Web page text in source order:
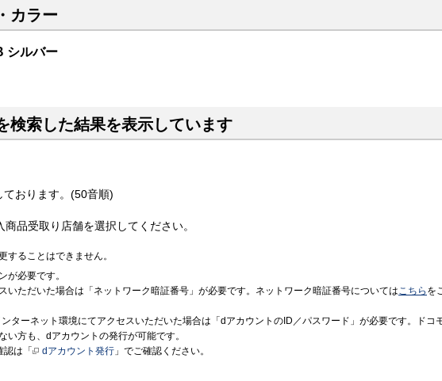
カラー
シルバー
検索した結果を表示しています
おります。(50音順)
品受取り店舗を選択してください。
することはできません。
が必要です。
いただいた場合は「ネットワーク暗証番号」が必要です。ネットワーク暗証番号についてはこちら を
ターネット環境にてアクセスいただいた場合は「dアカウントのID／パスワード」が必要です。ドコ
い方も、dアカウントの発行が可能です。
は「
dアカウント発行 」でご確認ください。